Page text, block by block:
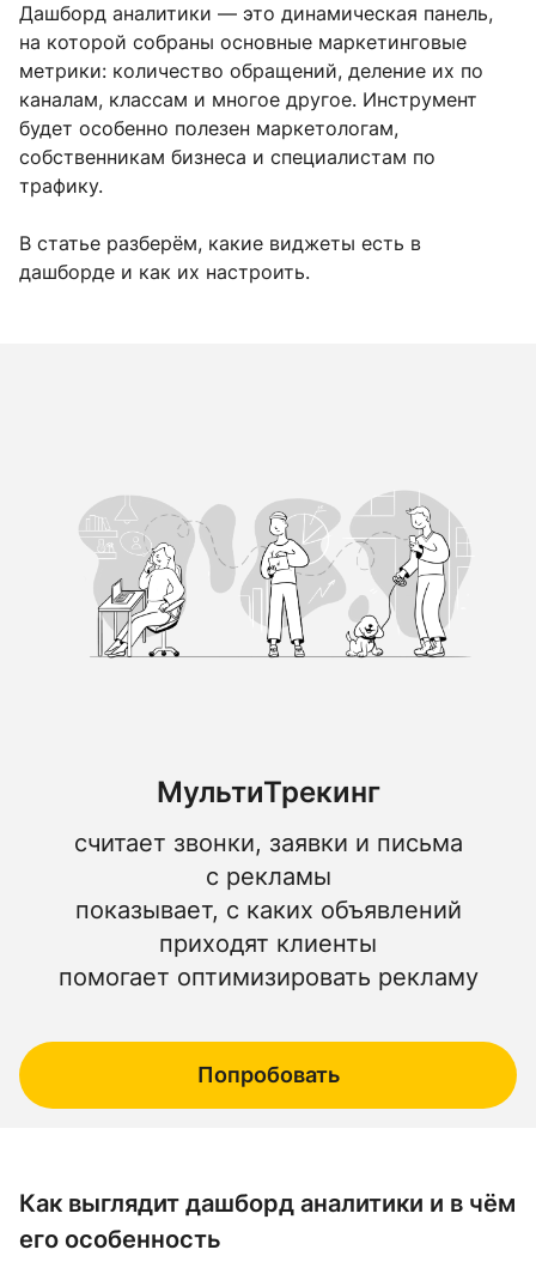
Дашборд аналитики — это динамическая панель,
на которой собраны основные маркетинговые
метрики: количество обращений, деление их по
каналам, классам и многое другое. Инструмент
будет особенно полезен маркетологам,
собственникам бизнеса и специалистам по
трафику.
В статье разберём, какие виджеты есть в
дашборде и как их настроить.
МультиТрекинг
считает звонки, заявки и письма
с рекламы
показывает, с каких объявлений
приходят клиенты
помогает оптимизировать рекламу
Попробовать
Как выглядит дашборд аналитики и в чём
его особенность